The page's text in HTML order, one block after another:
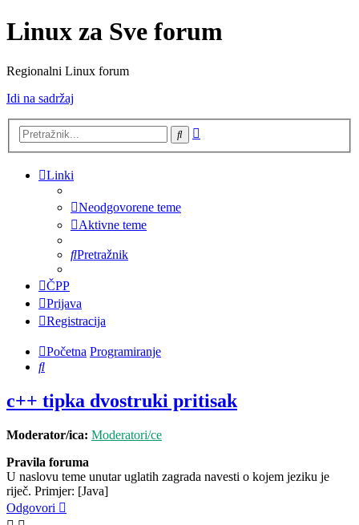
Linux za Sve forum
Regionalni Linux forum
Idi na sadržaj
Pretražnik
Linki
Neodgovorene teme
Aktivne teme
Pretražnik
ČPP
Prijava
Registracija
Početna Programiranje
Pretražnik
c++ tipka dvostruki pritisak
Moderator/ica: Moderatori/ce
Pravila foruma
U naslovu teme unutar uglatih zagrada navesti o kojem jeziku je
riječ. Primjer: [Java]
Odgovori